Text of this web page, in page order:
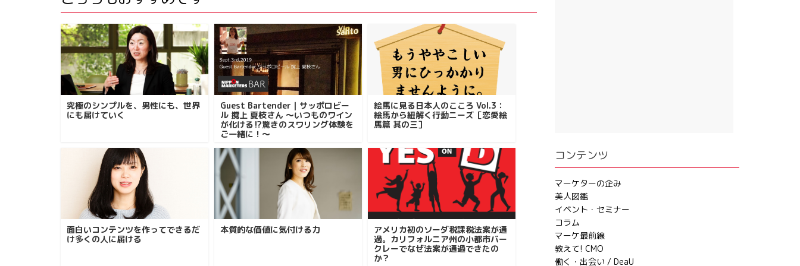
究極のシンプルを、男性にも、世界
にも届けていく
Guest Bartender｜サッポロビー
ル 撹上 夏枝さん ～いつものワイン
が化ける⁉驚きのスワリング体験を
ご一緒に！～
絵馬に見る日本人のこころ Vol.3：
絵馬から紐解く行動ニーズ［恋愛絵
馬篇 其の三］
面白いコンテンツを作ってできるだ
け多くの人に届ける
本質的な価値に気付ける力
アメリカ初のソーダ税課税法案が通
過。カリフォルニア州の小都市バー
クレーでなぜ法案が通過できたの
か？
コンテンツ
マーケターの企み
美人図鑑
イベント・セミナー
コラム
マーケ最前線
教えて! CMO
働く・出会い / DeaU